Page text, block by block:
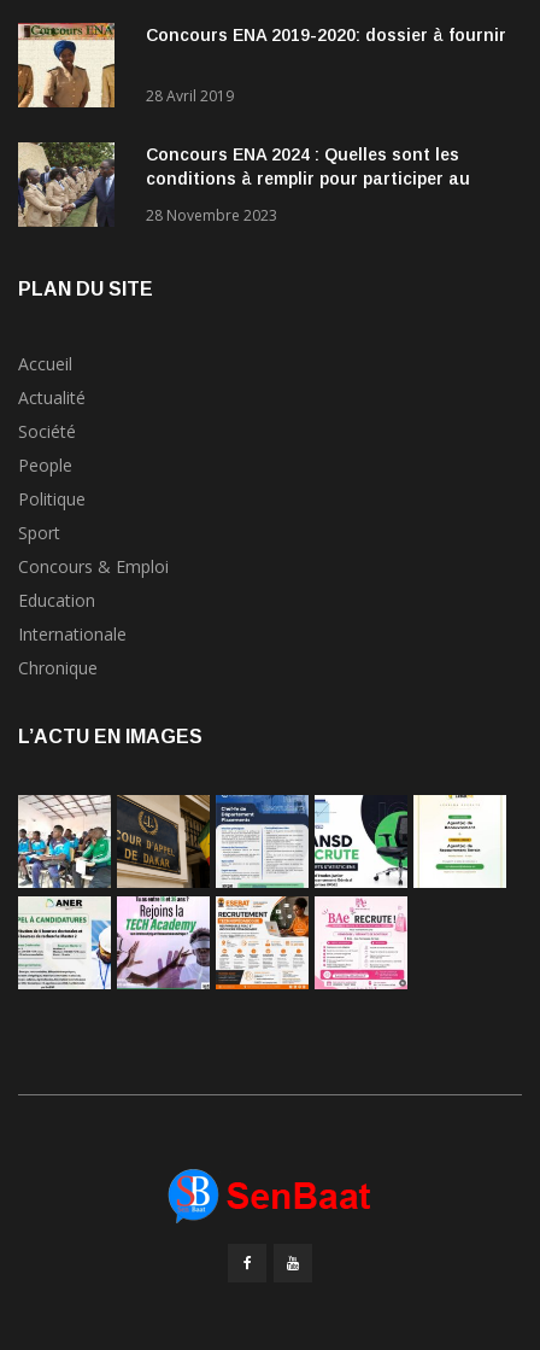
Concours ENA 2019-2020: dossier à fournir
28 Avril 2019
Concours ENA 2024 : Quelles sont les
conditions à remplir pour participer au
28 Novembre 2023
PLAN DU SITE
Accueil
Actualité
Société
People
Politique
Sport
Concours & Emploi
Education
Internationale
Chronique
L’ACTU EN IMAGES